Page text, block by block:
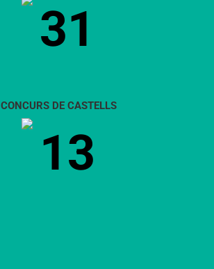
31
CONCURS DE CASTELLS
13